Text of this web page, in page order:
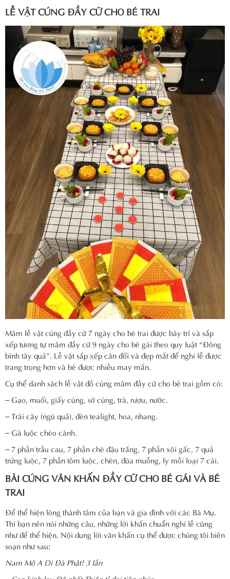
LỄ VẬT CÚNG ĐẦY CỮ CHO BÉ TRAI
Mâm lễ vật cúng đầy cữ 7 ngày cho bé trai được bày trí và sắp
xếp tương tự mâm đầy cữ 9 ngày cho bé gái theo quy luật “Đông
bình tây quả”. Lễ vật sắp xếp cân đối và đẹp mắt để nghi lễ được
trang trọng hơn và bé được nhiều may mắn.
Cụ thể danh sách lễ vật đồ cúng mâm đầy cữ cho bé trai gồm có:
– Gạo, muối, giấy cúng, sớ cúng, trà, rượu, nước.
– Trái cây (ngũ quả), đèn tealight, hoa, nhang.
– Gà luộc chéo cánh.
– 7 phần trầu cau, 7 phần chè đậu trắng, 7 phần xôi gấc, 7 quả
trứng luộc, 7 phần tôm luộc, chén, đũa muỗng, ly mỗi loại 7 cái.
BÀI CÚNG VĂN KHẤN ĐẦY CỮ CHO BÉ GÁI VÀ BÉ
TRAI
Để thể hiện lòng thành tâm của bạn và gia đình với các Bà Mụ.
Thì bạn nên nói những câu, những lời khấn chuẩn nghi lễ cũng
như để thể hiện. Nội dung lời văn khấn cụ thể được chúng tôi biên
soạn như sau:
Nam Mô A Di Đà Phật! 3 lần